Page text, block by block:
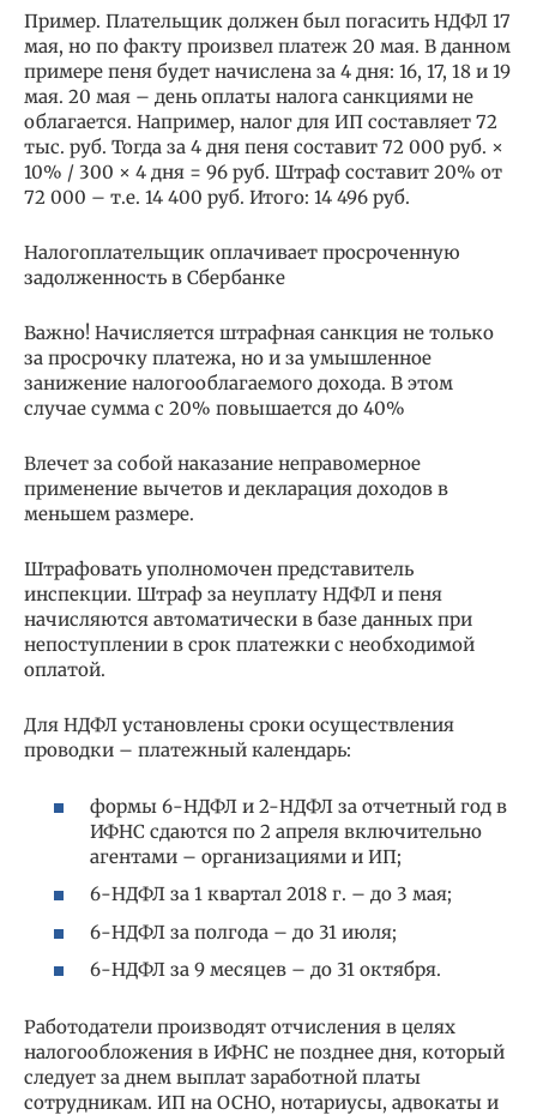
Пример. Плательщик должен был погасить НДФЛ 17
мая, но по факту произвел платеж 20 мая. В данном
примере пеня будет начислена за 4 дня: 16, 17, 18 и 19
мая. 20 мая – день оплаты налога санкциями не
облагается. Например, налог для ИП составляет 72
тыс. руб. Тогда за 4 дня пеня составит 72 000 руб. ×
10% / 300 × 4 дня = 96 руб. Штраф составит 20% от
72 000 – т.е. 14 400 руб. Итого: 14 496 руб.
Налогоплательщик оплачивает просроченную
задолженность в Сбербанке
Важно! Начисляется штрафная санкция не только
за просрочку платежа, но и за умышленное
занижение налогооблагаемого дохода. В этом
случае сумма с 20% повышается до 40%
Влечет за собой наказание неправомерное
применение вычетов и декларация доходов в
меньшем размере.
Штрафовать уполномочен представитель
инспекции. Штраф за неуплату НДФЛ и пеня
начисляются автоматически в базе данных при
непоступлении в срок платежки с необходимой
оплатой.
Для НДФЛ установлены сроки осуществления
проводки – платежный календарь:
формы 6-НДФЛ и 2-НДФЛ за отчетный год в
ИФНС сдаются по 2 апреля включительно
агентами – организациями и ИП;
6-НДФЛ за 1 квартал 2018 г. – до 3 мая;
6-НДФЛ за полгода – до 31 июля;
6-НДФЛ за 9 месяцев – до 31 октября.
Работодатели производят отчисления в целях
налогообложения в ИФНС не позднее дня, который
следует за днем выплат заработной платы
сотрудникам. ИП на ОСНО, нотариусы, адвокаты и